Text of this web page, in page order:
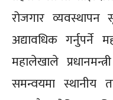
रोजगार व्यवस्थापन
अद्यावधिक
महालेखाले
समन्वयमा स्थानीय